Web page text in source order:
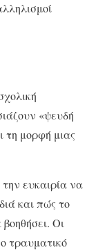
«ψευδή
τη μορφή μιας
ευκαιρία να
και πώς το
Οι
τραυματικό